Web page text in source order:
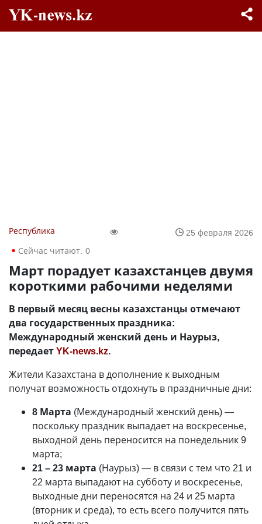
Республика
25 февраля 2026
Сейчас читают: 0
Март порадует казахстанцев двумя
короткими рабочими неделями
В первый месяц весны казахстанцы отмечают
два государственных праздника:
Международный женский день и Наурыз,
передаетYK-news.kz.
Жители Казахстана в дополнение к выходным
получат возможность отдохнуть в праздничные дни:
8 Марта (Международный женский день) —
поскольку праздник выпадает на воскресенье,
выходной день переносится на понедельник 9
марта;
21 – 23 марта (Наурыз) — в связи с тем что 21 и
22 марта выпадают на субботу и воскресенье,
выходные дни переносятся на 24 и 25 марта
(вторник и среда), то есть всего получится пять